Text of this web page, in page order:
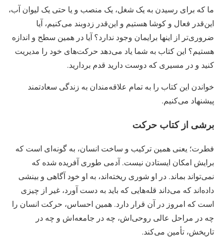
ما که برای رسیدن به یک شغل، یک منصب و یا حتی یک لیوان آب،
این‌قدر فعال و کوشا هستیم و این‌قدر زدوبند می‌کنیم، آیا
ضروری‌تر از اینها برایمان وجود ندارد؟ آیا در همین سطح و اندازه
هستیم؟ این کتاب به شما یاد می‌دهد حرکت‌های خود را مدیریت
کنید و در مسیری که دوست دارید قدم بردارید.
خواندن این کتاب را به تمام علاقه‌مندان به زندگی سعادتمند
پیشنهاد می‌کنیم.
برشی از کتاب حرکت
فطرت؛ یعنی همین ترکیب و ساخت انسان، به گونه‌ای است که
برایش امکان ایستادن نیست. آدمی طوری آفریده شده که
نمی‌تواند بماند. در او شوری ریخته‌اند، به او خود آگاهی و بینشی
داده‌اند که می‌داند قله‌هایی که باید به دست آورد، غیر از چیزی
است که امروز در آن قرار دارد. همین احساس، حرکت انسان را
چه در مراحل عالی روحی‌اش، چه در جامعه‌اش و چه در
تاریخش، تأمین می‌کند.